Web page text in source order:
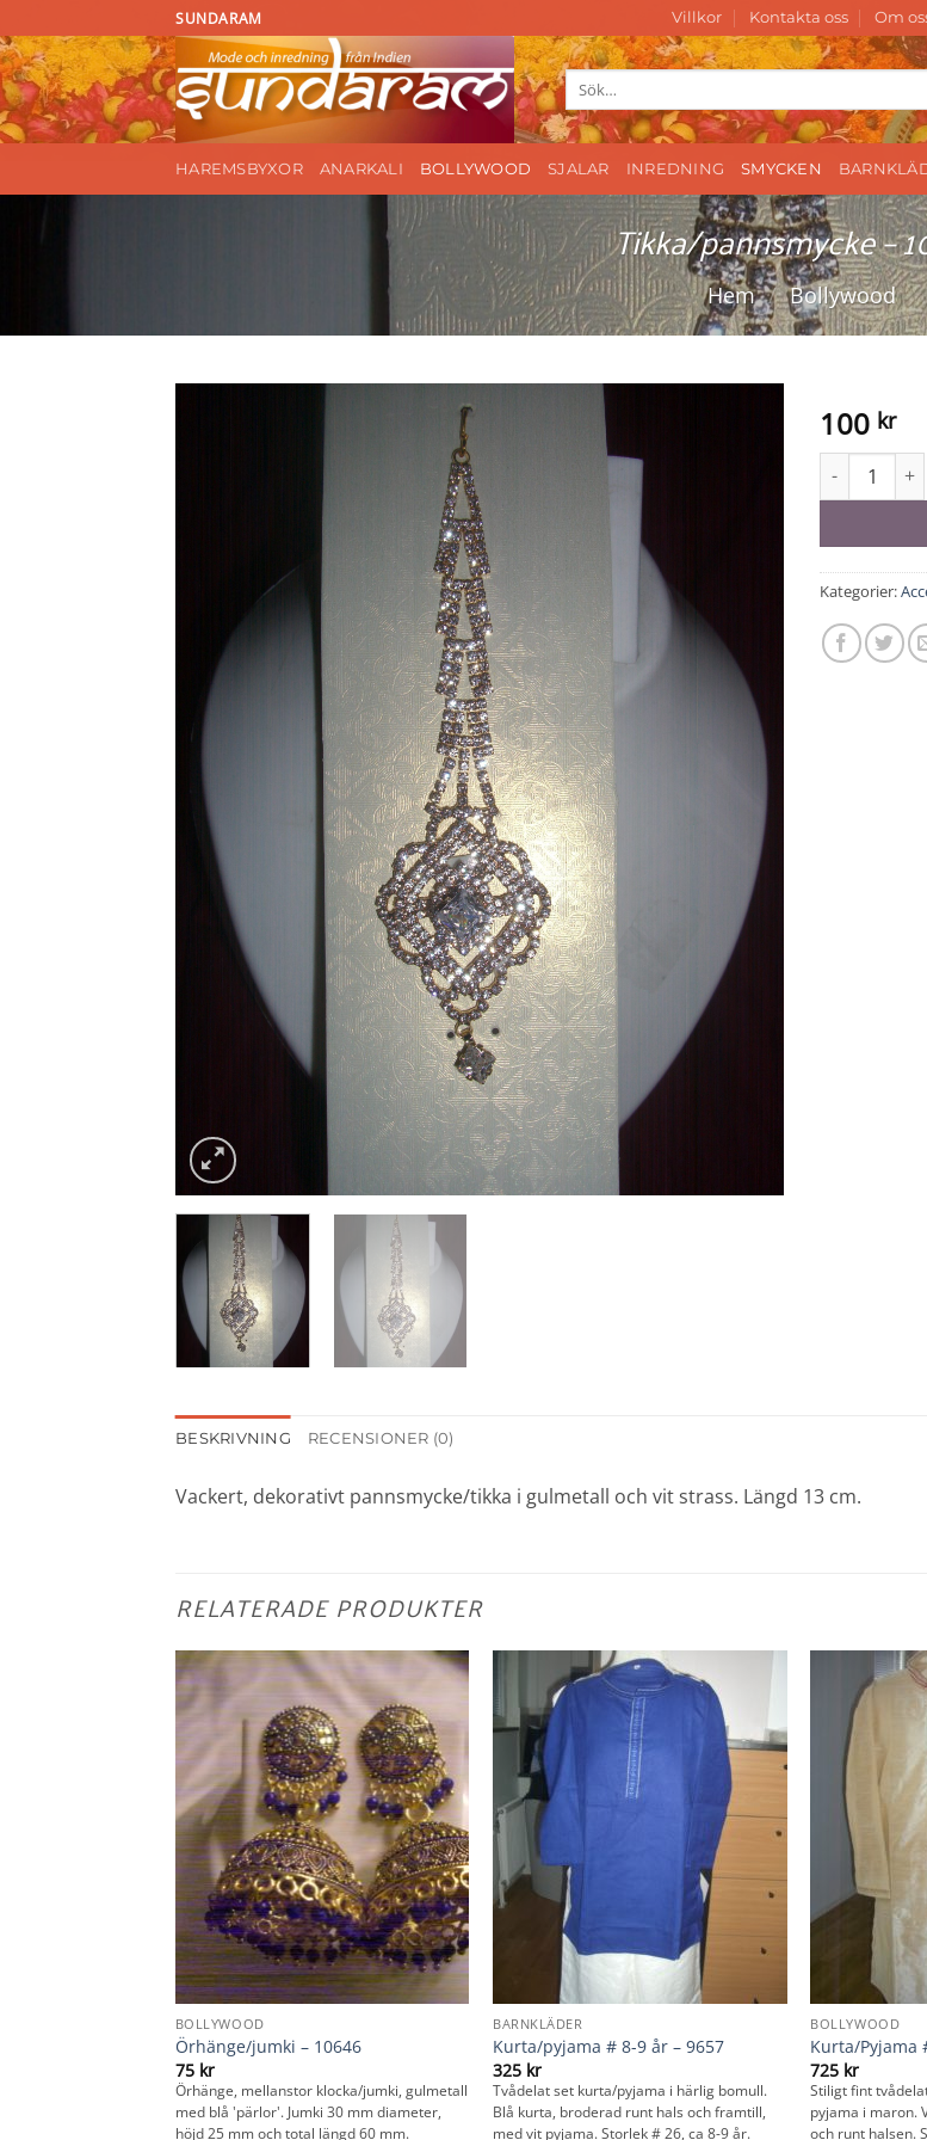
to
content
SUNDARAM Villkor Kontakta oss Om
Sök
HAREMSBYXOR ANARKALI BOLLYWOOD SJALAR INREDNING SMYCKEN
Tikka/pannsmycke –
Hem / Bollywood
100 kr
Tikka/
Kategorier:
BESKRIVNING RECENSIONER (0)
Vackert, dekorativt pannsmycke/tikka i gulmetall och vit strass. Längd 13 cm.
RELATERADE PRODUKTER
BOLLYWOOD
Örhänge/jumki – 10646
75 kr
Örhänge, mellanstor klocka/jumki, gulmetall
med blå 'pärlor'. Jumki 30 mm diameter,
höjd 25 mm och total längd 60 mm.
BARNKLÄDER
Kurta/pyjama # 8-9 år – 9657
325 kr
Tvådelat set kurta/pyjama i härlig bomull.
Blå kurta, broderad runt hals och framtill,
med vit pyjama. Storlek # 26, ca 8-9 år.
BOLLYWOOD
Kurta/Pyjama
725 kr
Stiligt fint
pyjama i maron.
och runt halsen.